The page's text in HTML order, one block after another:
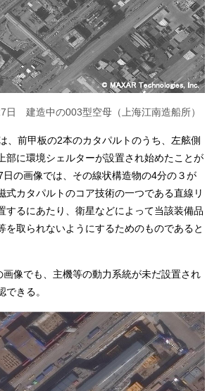
建造中の003型空母（上海江南造船所）
、前甲板の2本のカタパルトのうち、左舷側
部に環境シェルターが設置され始めたことが
日の画像では、その線状構造物の4分の３が
式カタパルトのコア技術の一つである直線リ
するにあたり、衛星などによって当該装備品
を取られないようにするためのものであると
像でも、主機等の動力系統が未だ設置され
きる。